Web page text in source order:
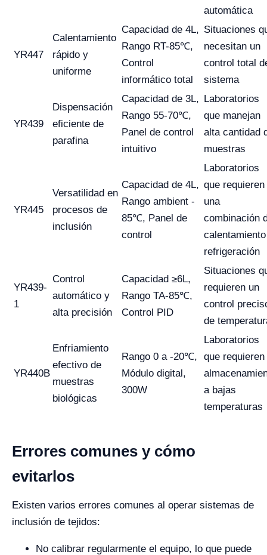
automática
YR447
Calentamiento
rápido y
uniforme
Capacidad de 4L,
Rango RT-85℃,
Control
informático total
Situaciones
necesitan un
control total
sistema
YR439
Dispensación
eficiente de
parafina
Capacidad de 3L,
Rango 55-70℃,
Panel de control
intuitivo
Laboratorios
que manejan
alta cantidad
muestras
YR445
Versatilidad en
procesos de
inclusión
Capacidad de 4L,
Rango ambient -
85℃, Panel de
control
Laboratorios
que requieren
una
combinación
refrigeración
YR439-
1
Control
automático y
alta precisión
Capacidad ≥6L,
Rango TA-85℃,
Control PID
Situaciones
requieren un
control
de
YR440B
Enfriamiento
efectivo de
muestras
biológicas
Rango 0 a -20℃,
Módulo digital,
300W
Laboratorios
que requieren
a bajas
temperaturas
Errores comunes y cómo
evitarlos
Existen varios errores comunes al operar sistemas de
inclusión de tejidos:
No calibrar regularmente el equipo, lo que puede